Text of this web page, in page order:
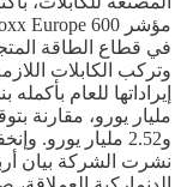
في قطاع الطاقة
وتركب الكابلات
نشرت الشركة بيان